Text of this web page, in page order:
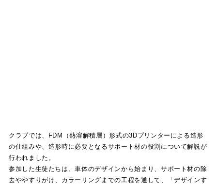
クラブでは、FDM（熱溶解積層）形式の3Dプリンターによる造形
の仕組みや、造形時に必要となるサポート材の役割について解説が
行われました。
参加した生徒たちは、車体のデザインから始まり、サポート材の除
去ややすりがけ、カラーリングまでの工程を通して、「デザインす